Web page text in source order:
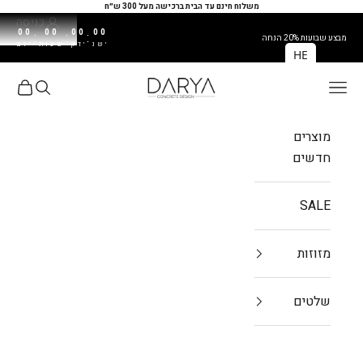
דילוג לתוכן משלוח חינם עד הבית ברכישה מעל 300 ש״ח
מבצע שבועות 20% הנחה 00
יום: 00
שעות:00
דק': 00
שנ'
DARYA פתח תפריט ניווט פתחפתח
מוצרים
חדשים
SALE
מזוזות
שלטים
כניסה
HE